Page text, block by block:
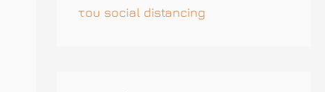
του social distancing